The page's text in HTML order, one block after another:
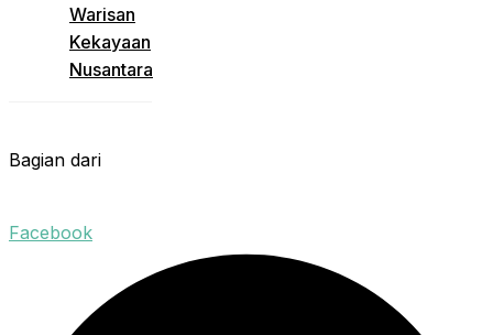
Warisan
Kekayaan
Nusantara
Bagian dari
Facebook